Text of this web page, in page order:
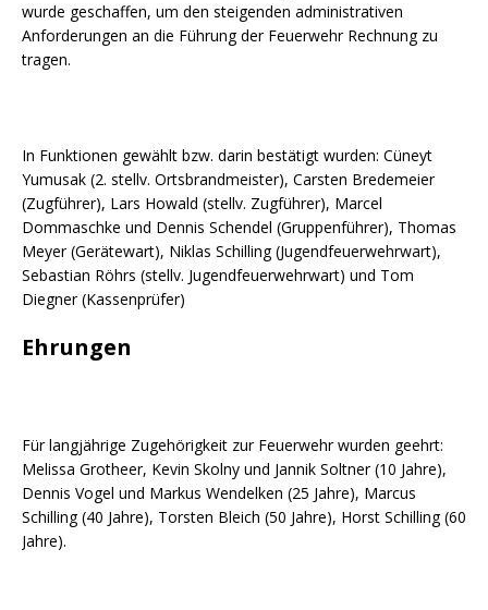
wurde geschaffen, um den steigenden administrativen
Anforderungen an die Führung der Feuerwehr Rechnung zu
tragen.
In Funktionen gewählt bzw. darin bestätigt wurden: Cüneyt
Yumusak (2. stellv. Ortsbrandmeister), Carsten Bredemeier
(Zugführer), Lars Howald (stellv. Zugführer), Marcel
Dommaschke und Dennis Schendel (Gruppenführer), Thomas
Meyer (Gerätewart), Niklas Schilling (Jugendfeuerwehrwart),
Sebastian Röhrs (stellv. Jugendfeuerwehrwart) und Tom
Diegner (Kassenprüfer)
Ehrungen
Für langjährige Zugehörigkeit zur Feuerwehr wurden geehrt:
Melissa Grotheer, Kevin Skolny und Jannik Soltner (10 Jahre),
Dennis Vogel und Markus Wendelken (25 Jahre), Marcus
Schilling (40 Jahre), Torsten Bleich (50 Jahre), Horst Schilling (60
Jahre).